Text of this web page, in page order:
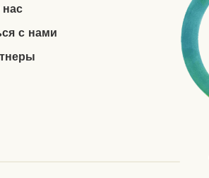
с нами